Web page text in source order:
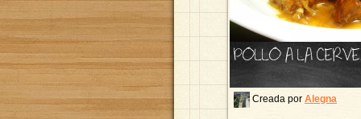
POLLO A LA
Creada por Alegna